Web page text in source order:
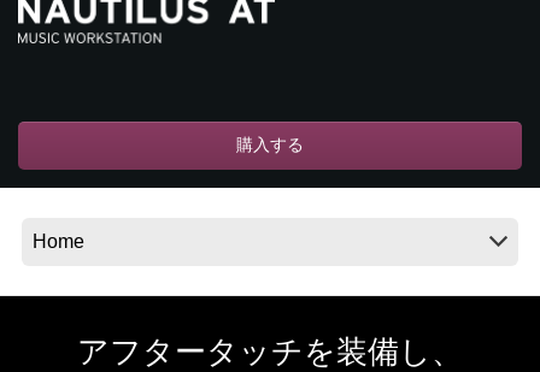
Location
Social Media
購入する
アフタータッチを装備し、